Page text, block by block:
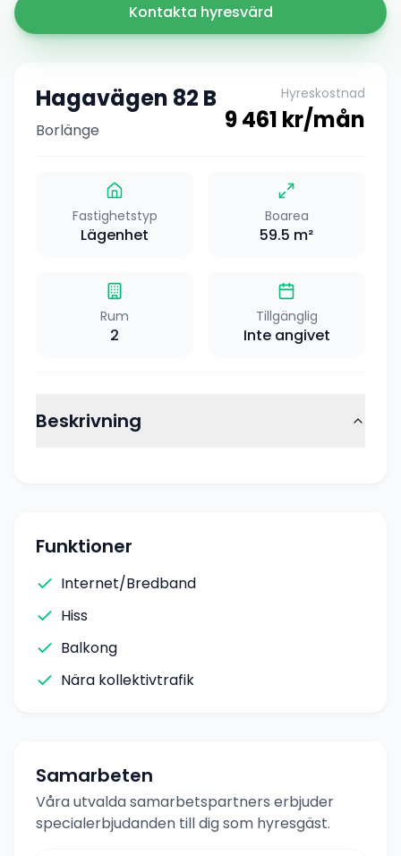
Kontakta hyresvärd
Hagavägen 82 B
Borlänge
Hyreskostnad
9 461 kr/mån
Fastighetstyp
Lägenhet
Boarea
59.5 m²
Rum
2
Tillgänglig
Inte angivet
Beskrivning
Funktioner
Internet/Bredband
Hiss
Balkong
Nära kollektivtrafik
Samarbeten
Våra utvalda samarbetspartners erbjuder
specialerbjudanden till dig som hyresgäst.